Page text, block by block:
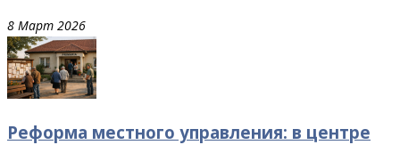
8 Март 2026
Реформа местного управления: в центре